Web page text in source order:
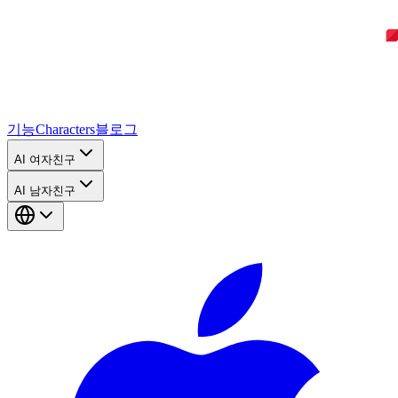
기능Characters블로그
AI 여자친구
AI 남자친구